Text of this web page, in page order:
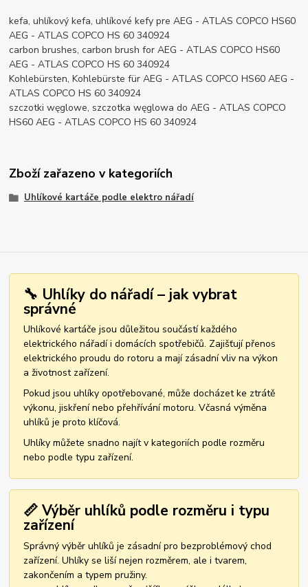
kefa, uhlíkový kefa, uhlíkové kefy pre AEG - ATLAS COPCO HS60
AEG - ATLAS COPCO HS 60 340924
carbon brushes, carbon brush for AEG - ATLAS COPCO HS60
AEG - ATLAS COPCO HS 60 340924
Kohlebürsten, Kohlebürste für AEG - ATLAS COPCO HS60 AEG -
ATLAS COPCO HS 60 340924
szczotki węglowe, szczotka węglowa do AEG - ATLAS COPCO
HS60 AEG - ATLAS COPCO HS 60 340924
Zboží zařazeno v kategoriích
Uhlíkové kartáče podle elektro nářadí
🔧 Uhlíky do nářadí – jak vybrat
správné
Uhlíkové kartáče jsou důležitou součástí každého
elektrického nářadí i domácích spotřebičů. Zajišťují přenos
elektrického proudu do rotoru a mají zásadní vliv na výkon
a životnost zařízení.
Pokud jsou uhlíky opotřebované, může docházet ke ztrátě
výkonu, jiskření nebo přehřívání motoru. Včasná výměna
uhlíků je proto klíčová.
Uhlíky můžete snadno najít v kategoriích podle rozměru
nebo podle typu zařízení.
📏 Výběr uhlíků podle rozměru i typu
zařízení
Správný výběr uhlíků je zásadní pro bezproblémový chod
zařízení. Uhlíky se liší nejen rozměrem, ale i tvarem,
zakončením a typem pružiny.